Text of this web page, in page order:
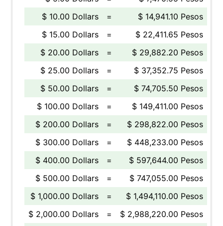
$ 10.00 Dollars
=
$ 14,941.10 Pesos
$ 15.00 Dollars
=
$ 22,411.65 Pesos
$ 20.00 Dollars
=
$ 29,882.20 Pesos
$ 25.00 Dollars
=
$ 37,352.75 Pesos
$ 50.00 Dollars
=
$ 74,705.50 Pesos
$ 100.00 Dollars
=
$ 149,411.00 Pesos
$ 200.00 Dollars
=
$ 298,822.00 Pesos
$ 300.00 Dollars
=
$ 448,233.00 Pesos
$ 400.00 Dollars
=
$ 597,644.00 Pesos
$ 500.00 Dollars
=
$ 747,055.00 Pesos
$ 1,000.00 Dollars
=
$ 1,494,110.00 Pesos
$ 2,000.00 Dollars
=
$ 2,988,220.00 Pesos